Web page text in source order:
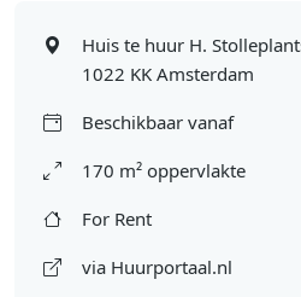
Huis te huur H.
1022 KK Amsterdam
Beschikbaar vanaf
170 m² oppervlakte
For Rent
via Huurportaal.nl